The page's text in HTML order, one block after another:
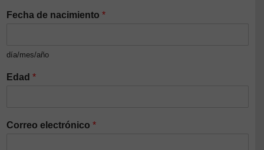
Fecha de nacimiento *
día/mes/año
Edad *
Correo electrónico *